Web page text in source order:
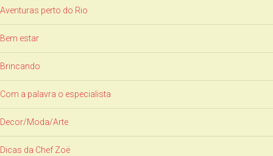
Aventuras perto do Rio
Bem estar
Brincando
Com a palavra o especialista
Decor/Moda/Arte
Dicas da Chef Zoë